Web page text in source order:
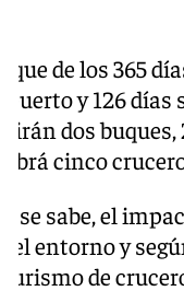
de los 365
puerto y 126
dos
cinco
se sabe, el
el entorno y
turismo de